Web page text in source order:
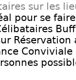
sur les
pour se
Réservation
Conviviale